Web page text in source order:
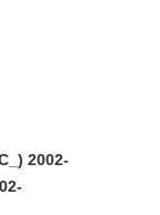
2002-